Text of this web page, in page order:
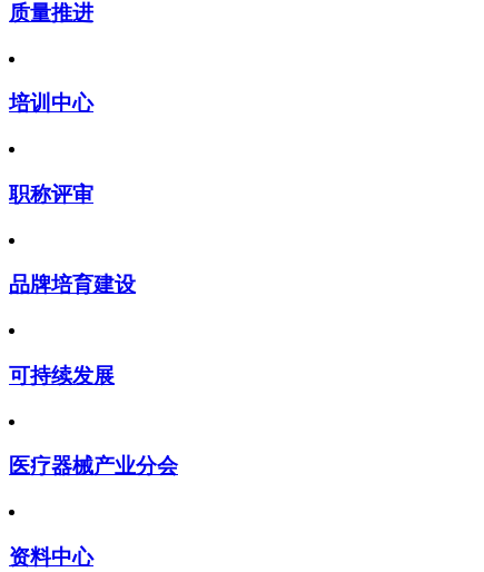
质量推进
培训中心
职称评审
品牌培育建设
可持续发展
医疗器械产业分会
资料中心